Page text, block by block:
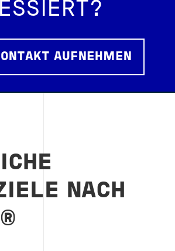
AUFNEHMEN
NACH